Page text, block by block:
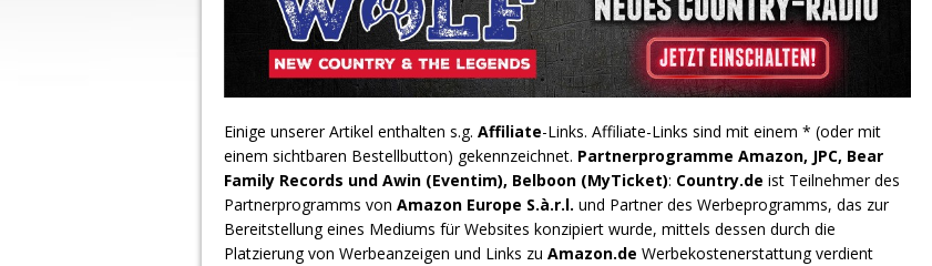
Einige unserer Artikel enthalten s.g. Affiliate-Links. Affiliate-Links sind mit einem * (oder mit
einem sichtbaren Bestellbutton) gekennzeichnet. Partnerprogramme Amazon, JPC, Bear
Family Records und Awin (Eventim), Belboon (MyTicket): Country.de ist Teilnehmer des
Partnerprogramms von Amazon Europe S.à.r.l. und Partner des Werbeprogramms, das zur
Bereitstellung eines Mediums für Websites konzipiert wurde, mittels dessen durch die
Platzierung von Werbeanzeigen und Links zu Amazon.de Werbekostenerstattung verdient